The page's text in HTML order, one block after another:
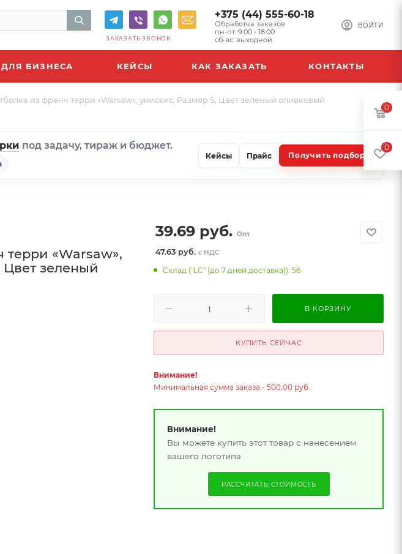
ВОЙТИ
+375 (44) 555-60-18
Обработка заказов
пн-пт: 9:00 - 18:00
сб-вс: выходной
ЗАКАЗАТЬ ЗВОНОК
БИЗНЕСА КЕЙСЫ КАК ЗАКАЗАТЬ КОНТАКТЫ
из френч терри «Warsaw», унисекс, Размер S, Цвет зеленый оливковый
под задачу, тираж и бюджет.
Кейсы Прайс Получить подбор
терри «Warsaw»,
Цвет зеленый
39.69 руб. Опт
47.63 руб.с НДС
Склад ("LC" (до 7 дней доставка)): 56
В КОРЗИНУ
КУПИТЬ СЕЙЧАС
Внимание!
Минимальная сумма заказа - 500,00 руб.
Внимание!
Вы можете купить этот товар с нанесением
вашего логотипа
РАССЧИТАТЬ СТОИМОСТЬ
0
0